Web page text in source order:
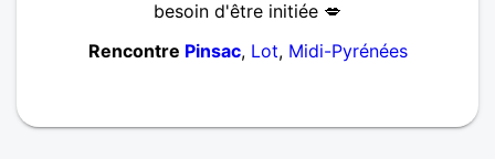
besoin d'être initiée 💋
Rencontre Pinsac, Lot, Midi-Pyrénées